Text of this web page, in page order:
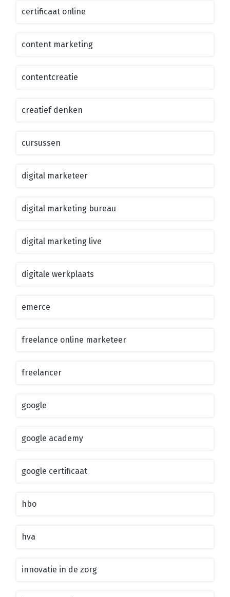
certificaat online
content marketing
contentcreatie
creatief denken
cursussen
digital marketeer
digital marketing bureau
digital marketing live
digitale werkplaats
emerce
freelance online marketeer
freelancer
google
google academy
google certificaat
hbo
hva
innovatie in de zorg